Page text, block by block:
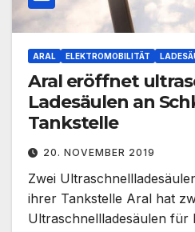
ARAL ELEKTROMOBILITÄT
Aral eröffnet
Ladesäulen an
Tankstelle
20. NOVEMBER 2019
Zwei
ihrer Tankstelle Aral hat
Ultraschnellladesäulen für